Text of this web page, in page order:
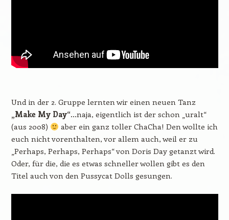
Und in der 2. Gruppe lernten wir einen neuen Tanz
„Make My Day“…naja, eigentlich ist der schon „uralt“
(aus 2008)
aber ein ganz toller ChaCha! Den wollte ich
euch nicht vorenthalten, vor allem auch, weil er zu
„Perhaps, Perhaps, Perhaps“ von Doris Day getanzt wird.
Oder, für die, die es etwas schneller wollen gibt es den
Titel auch von den Pussycat Dolls gesungen.